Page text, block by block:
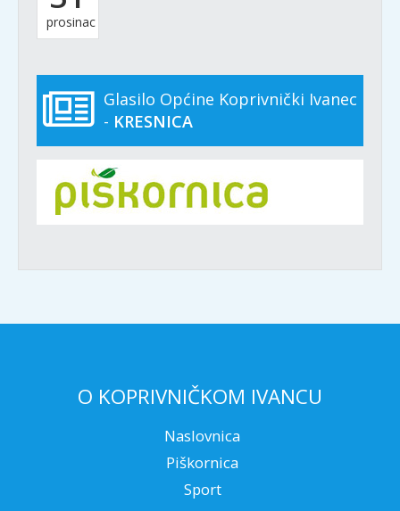
prosinac
Glasilo Općine Koprivnički Ivanec
- KRESNICA
O KOPRIVNIČKOM IVANCU
Naslovnica
Piškornica
Sport